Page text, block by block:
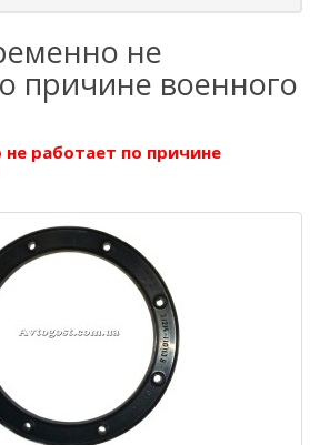
не
причине военного
работает по причине